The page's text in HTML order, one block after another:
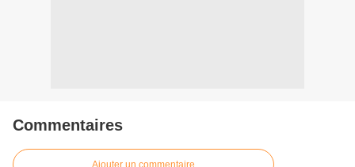
Commentaires
Ajouter un commentaire